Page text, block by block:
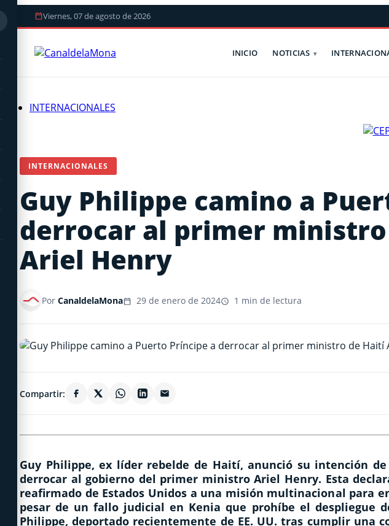
Viernes, 07 de agosto de 2026
INICIO NOTICIAS
INTERNACIONALES
INTERNACIONALES
Guy Philippe camino a
derrocar al primer
Ariel Henry
Por CanaldelaMona 29 de enero de 2024 1 min de lectura
Compartir:
Guy Philippe, ex líder rebelde de Haití, anunció su intención
derrocar al gobierno del primer ministro Ariel Henry. Esta
reafirmado de Estados Unidos a una misión multinacional para
pesar de un fallo judicial en Kenia que prohíbe el despliegue
Philippe, deportado recientemente de EE. UU. tras cumplir una